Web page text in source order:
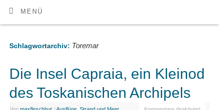
MENÜ
Schlagwortarchiv: Toremar
Die Insel Capraia, ein Kleinod
des Toskanischen Archipels